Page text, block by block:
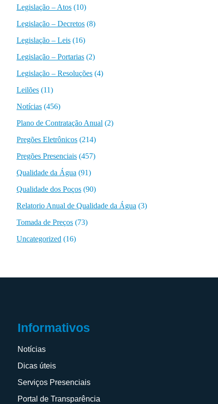
Legislação – Atos(10)
Legislação – Decretos(8)
Legislação – Leis(16)
Legislação – Portarias(2)
Legislação – Resoluções(4)
Leilões(11)
Notícias(456)
Plano de Contratação Anual (2)
Pregões Eletrônicos(214)
Pregões Presenciais(457)
Qualidade da Água (91)
Qualidade dos Poços(90)
Relatorio Anual de Qualidade da Água (3)
Tomada de Preços(73)
Uncategorized (16)
Informativos
Notícias
Dicas úteis
Serviços Presenciais
Portal de Transparência